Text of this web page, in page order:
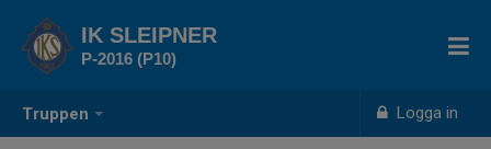
Truppen Logga in
IK SLEIPNER
P-2016 (P10)